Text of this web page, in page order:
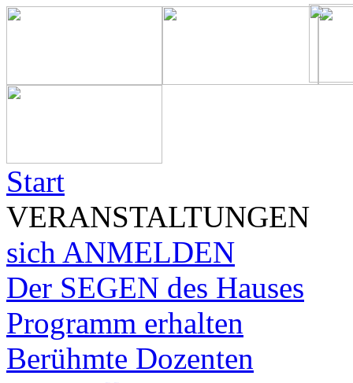
Start
VERANSTALTUNGEN
sich ANMELDEN
Der SEGEN des Hauses
Programm erhalten
Berühmte Dozenten